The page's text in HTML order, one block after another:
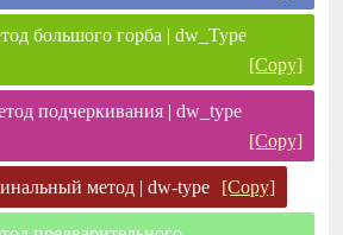
большого горба | dw_Type
[Copy]
подчеркивания | dw_type
[Copy]
метод | dw-type [Copy]